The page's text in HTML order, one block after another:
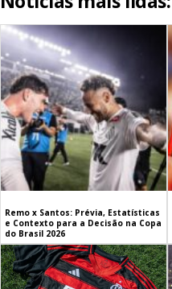
Remo x Santos: Prévia, Estatísticas
e Contexto para a Decisão na Copa
do Brasil 2026